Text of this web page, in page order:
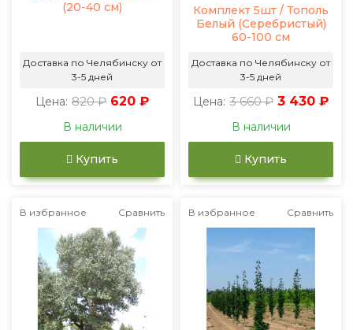
(20-40 см)
Доставка по Челябинску от
3-5 дней
Цена: 820 ₽ 620 ₽
В наличии
Купить
Комплект 5шт / Тополь
Белый (Серебристый)
60-100 см
Доставка по Челябинску от
3-5 дней
Цена: 3 660 ₽ 3 430 ₽
В наличии
Купить
В избранное Сравнить В избранное Сравнить